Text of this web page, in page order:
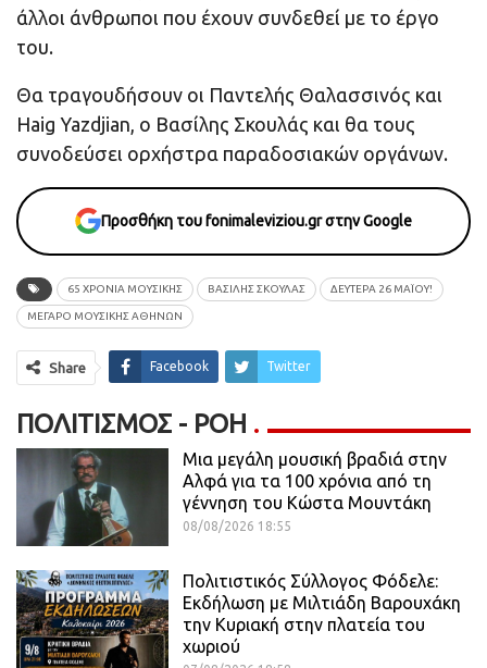
άλλοι άνθρωποι που έχουν συνδεθεί με το έργο
του.
Θα τραγουδήσουν οι Παντελής Θαλασσινός και
Haig Yazdjian, ο Βασίλης Σκουλάς και θα τους
συνοδεύσει ορχήστρα παραδοσιακών οργάνων.
Προσθήκη του fonimaleviziou.gr στην Google
65 ΧΡΌΝΙΑ ΜΟΥΣΙΚΉΣ ΒΑΣΙΛΗΣ ΣΚΟΥΛΑΣ ΔΕΥΤΈΡΑ 26 ΜΑΪ́ΟΥ!
ΜΈΓΑΡΟ ΜΟΥΣΙΚΉΣ ΑΘΗΝΏΝ
Share Facebook Twitter
ΠΟΛΙΤΙΣΜΌΣ - ΡΟΗ
Μια μεγάλη μουσική βραδιά στην
Αλφά για τα 100 χρόνια από τη
γέννηση του Κώστα Μουντάκη
08/08/2026 18:55
Πολιτιστικός Σύλλογος Φόδελε:
Εκδήλωση με Μιλτιάδη Βαρουχάκη
την Κυριακή στην πλατεία του
χωριού